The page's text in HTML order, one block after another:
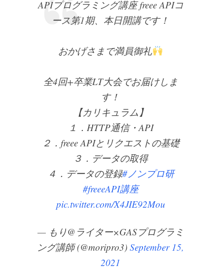
APIプログラミング講座 freee APIコ
ース第1期、本日開講です！
おかげさまで満員御礼
全4回+卒業LT大会でお届けしま
す！
【カリキュラム】
１．HTTP通信・API
２．freee APIとリクエストの基礎
３．データの取得
４．データの登録#ノンプロ研
#freeeAPI講座
pic.twitter.com/X4JIE92Mou
— もり@ライター×GASプログラミ
ング講師 (@moripro3) September 15,
2021